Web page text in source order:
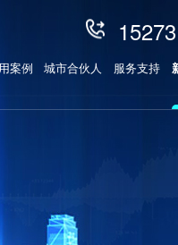
案例 城市合伙人 服务支持